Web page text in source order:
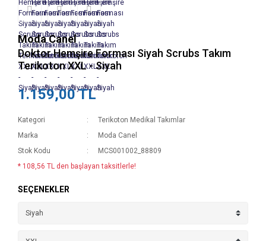
Moda Canel
Doktor Hemşire Forması Siyah Scrubs Takım
Terikoton XXL - Siyah
1.159,00 TL
Kategori
Terikoton Medikal Takımlar
Marka
Moda Canel
Stok Kodu
MCS001002_88809
* 108,56 TL den başlayan taksitlerle!
SEÇENEKLER